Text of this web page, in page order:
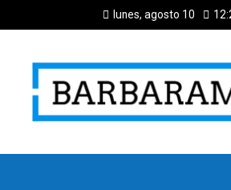
lunes, agosto 10